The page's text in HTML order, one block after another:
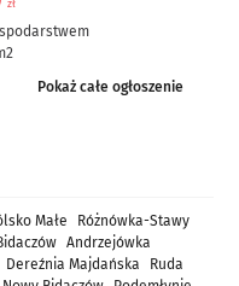
zł
Pokaż całe ogłoszenie
Małe
Różnówka-Stawy
Andrzejówka
Dereźnia Majdańska
Ruda